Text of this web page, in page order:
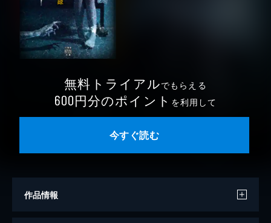
無料トライアルでもらえる
600円分のポイント を利用して
今すぐ読む
作品情報